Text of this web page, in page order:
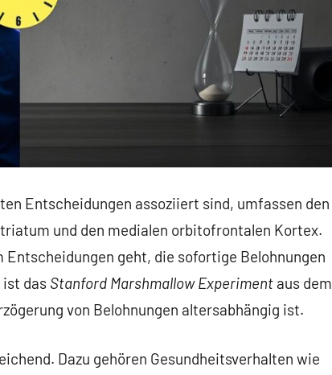
Entscheidungen assoziiert sind, umfassen den
und den medialen orbitofrontalen Kortex.
geht, die sofortige Belohnungen
das Stanford Marshmallow Experiment aus dem
von Belohnungen altersabhängig ist.
Dazu gehören Gesundheitsverhalten wie